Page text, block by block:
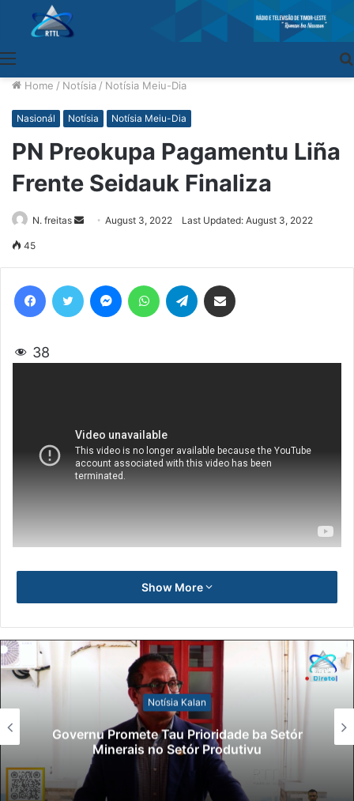
Home / Notísia / Notísia Meiu-Dia
Nasionál Notísia Notísia Meiu-Dia
PN Preokupa Pagamentu Liña
Frente Seidauk Finaliza
N. freitas
SendAugust 3, 2022 Last Updated: August 3, 2022
45
38
Show More
Notísia Kalan
Governu Promete Tau Prioridade ba Setór
Minerais no Setór Produtivu